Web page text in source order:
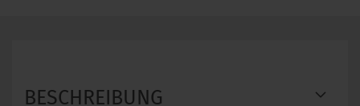
BESCHREIBUNG